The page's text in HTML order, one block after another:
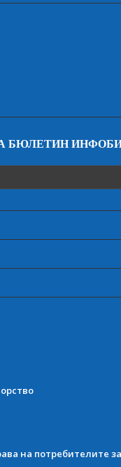
БЮЛЕТИН
на потребителите